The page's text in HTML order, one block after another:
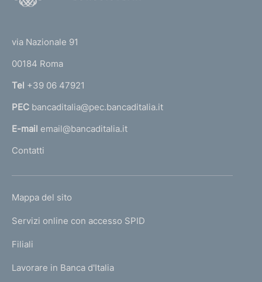
r
n
a
l
'
m
e
a
g
via Nazionale 91
00184 Roma
Tel +39 06 47921
PEC bancaditalia@pec.bancaditalia.it
E-mail email@bancaditalia.it
Contatti
L
N
K
T
Mappa del sito
Servizi online con accesso SPID
Filiali
Lavorare in Banca d'Italia